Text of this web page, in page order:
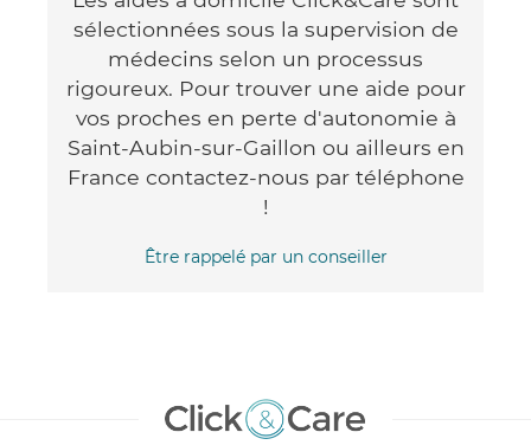
sélectionnées sous la supervision de
médecins selon un processus
rigoureux. Pour trouver une aide pour
vos proches en perte d'autonomie à
Saint-Aubin-sur-Gaillon ou ailleurs en
France contactez-nous par téléphone
!
Être rappelé par un conseiller